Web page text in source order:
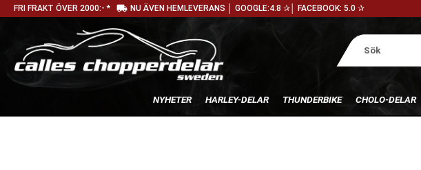
FRI FRAKT ÖVER 2000:- * local_shipping NU ÄVEN HEMLEVERANS │ GOOGLE:4.8 ✰│ FACEBOOK: 5.0 ✰
NYHETER HARLEY-DELAR THUNDERBIKE CHOLO-DELAR